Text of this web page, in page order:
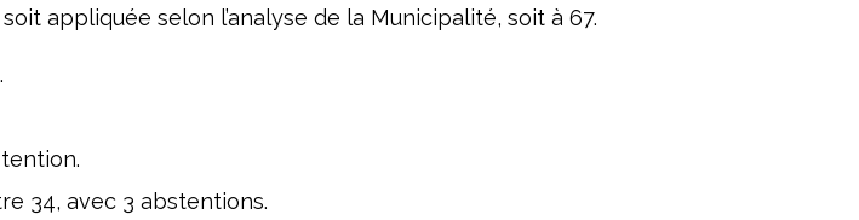
appliquée selon l’analyse de la Municipalité, soit à 67.
34, avec 3 abstentions.